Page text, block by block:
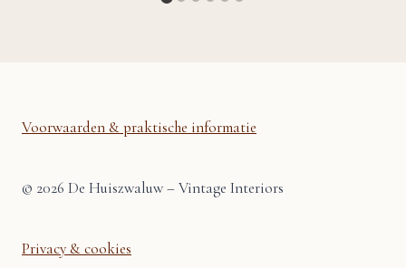
Voorwaarden & praktische informatie
© 2026 De Huiszwaluw – Vintage Interiors
Privacy & cookies